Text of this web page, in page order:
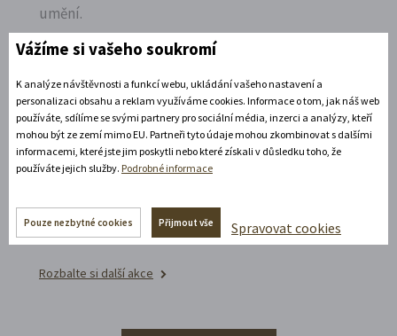
umění.
Rozbalte si další akce
15. 8. 2026
CHINASKI OPEN AIR 2026
jedinečné atmosféry pod širým nebem na
zámeckém nádvoří.
Rozbalte si další akce
Vážíme si vašeho soukromí
K analýze návštěvnosti a funkcí webu, ukládání vašeho nastavení a
personalizaci obsahu a reklam využíváme cookies. Informace o tom, jak náš web
používáte, sdílíme se svými partnery pro sociální média, inzerci a analýzy, kteří
mohou být ze zemí mimo EU. Partneři tyto údaje mohou zkombinovat s dalšími
informacemi, které jste jim poskytli nebo které získali v důsledku toho, že
používáte jejich služby. Podrobné informace
Pouze nezbytné cookies Přijmout vše Spravovat cookies